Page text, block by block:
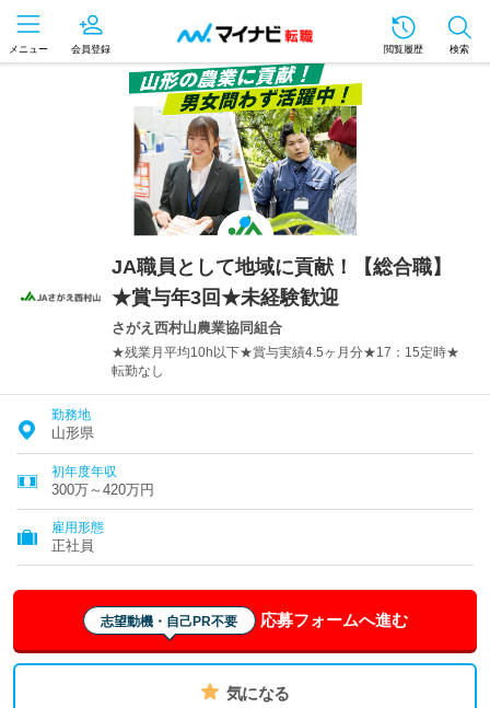
メニュー 会員登録 閲覧履歴 検索
JA職員として地域に貢献！【総合職】
★賞与年3回★未経験歓迎
さがえ西村山農業協同組合
★残業月平均10h以下★賞与実績4.5ヶ月分★17：15定時★
転勤なし
勤務地
山形県
初年度年収
300万～420万円
雇用形態
正社員
志望動機・自己PR不要 応募フォームへ進む
気になる